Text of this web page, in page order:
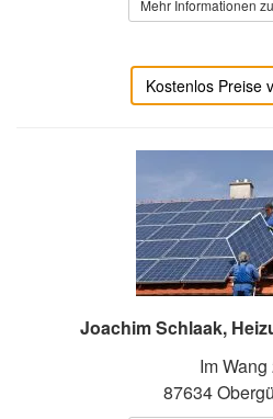
Mehr Informationen
Kostenlos Preise
Joachim Schlaak,
Im Wang
87634